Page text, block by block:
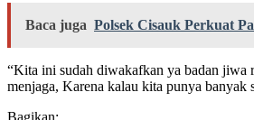
Baca juga Polsek Cisauk Perkuat
“Kita ini sudah diwakafkan ya badan jiwa
menjaga, Karena kalau kita punya
Bagikan: